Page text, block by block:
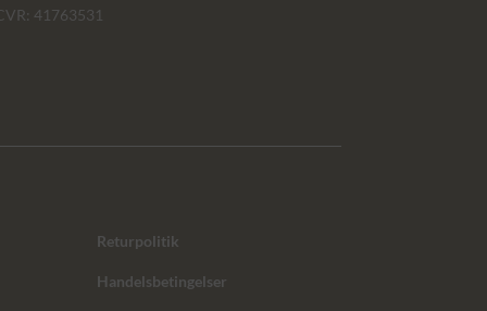
41763531
Returpolitik
Handelsbetingelser